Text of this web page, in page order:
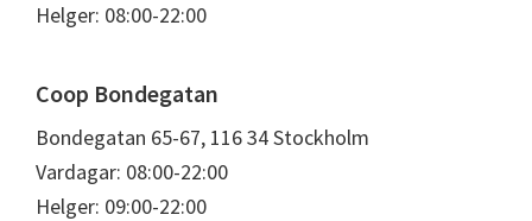
Helger: 08:00-22:00
Coop Bondegatan
Bondegatan 65-67, 116 34 Stockholm
Vardagar: 08:00-22:00
Helger: 09:00-22:00